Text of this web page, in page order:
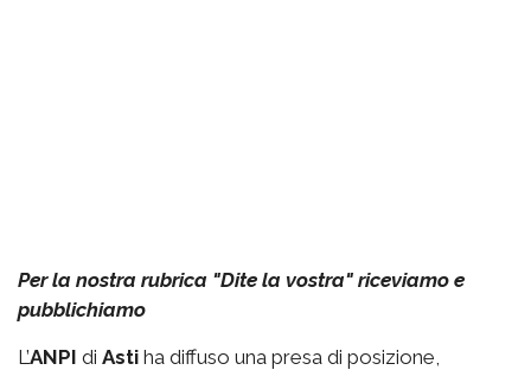
Per la nostra rubrica "Dite la vostra" riceviamo e
pubblichiamo
L’ANPI di Asti ha diffuso una presa di posizione,